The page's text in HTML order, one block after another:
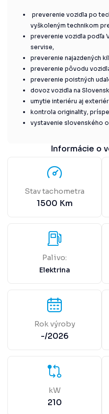
preverenie vozidla po
vyškoleným technikom
preverenie vozidla podľa
servise,
preverenie najazdených
preverenie pôvodu
preverenie poistných
dovoz vozidla na
umytie interiéru aj
kontrola originality,
vystavenie slovenského
Informácie o
Stav tachometra
1500 Km
Palivo:
Elektrina
Rok výroby
-/2026
kW
210